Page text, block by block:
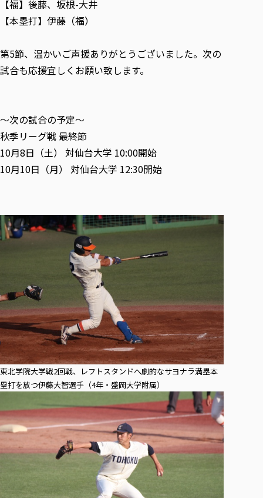
【福】後藤、坂根-大井
【本塁打】伊藤（福）
第5節、温かいご声援ありがとうございました。次の
試合も応援宜しくお願い致します。
〜次の試合の予定〜
秋季リーグ戦 最終節
10月8日（土） 対仙台大学 10:00開始
10月10日（月） 対仙台大学 12:30開始
東北学院大学戦2回戦、レフトスタンドへ劇的なサヨナラ満塁本
塁打を放つ伊藤大智選手（4年・盛岡大学附属）